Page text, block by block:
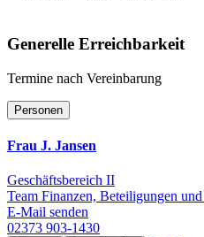
Generelle Erreichbarkeit
Termine nach Vereinbarung
Personen
Frau J. Jansen
Geschäftsbereich II
Team Finanzen, Beteiligungen
E-Mail senden
02373 903-1430